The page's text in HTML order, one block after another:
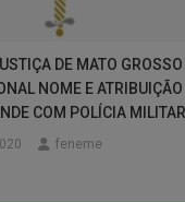
DE MATO
NOME E
COM POLÍCIA MILITAR
feneme